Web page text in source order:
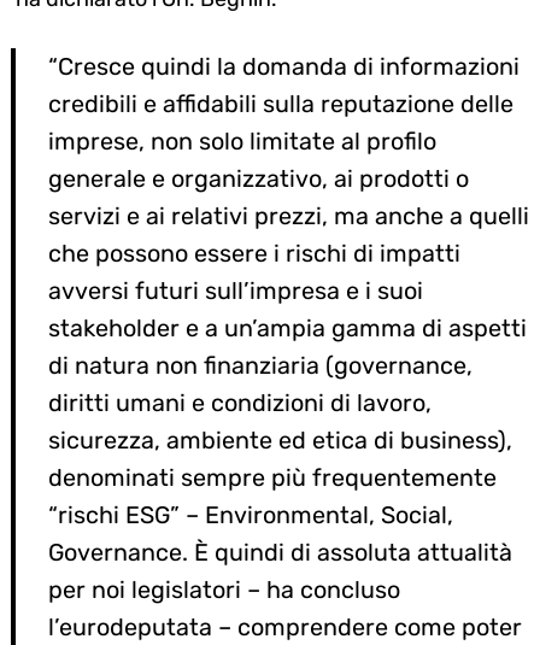
“Cresce quindi la domanda di informazioni
credibili e affidabili sulla reputazione delle
imprese, non solo limitate al profilo
generale e organizzativo, ai prodotti o
servizi e ai relativi prezzi, ma anche a quelli
che possono essere i rischi di impatti
avversi futuri sull’impresa e i suoi
stakeholder e a un’ampia gamma di aspetti
di natura non finanziaria (governance,
diritti umani e condizioni di lavoro,
sicurezza, ambiente ed etica di business),
denominati sempre più frequentemente
“rischi ESG” – Environmental, Social,
Governance. È quindi di assoluta attualità
per noi legislatori – ha concluso
l’eurodeputata – comprendere come poter
Search